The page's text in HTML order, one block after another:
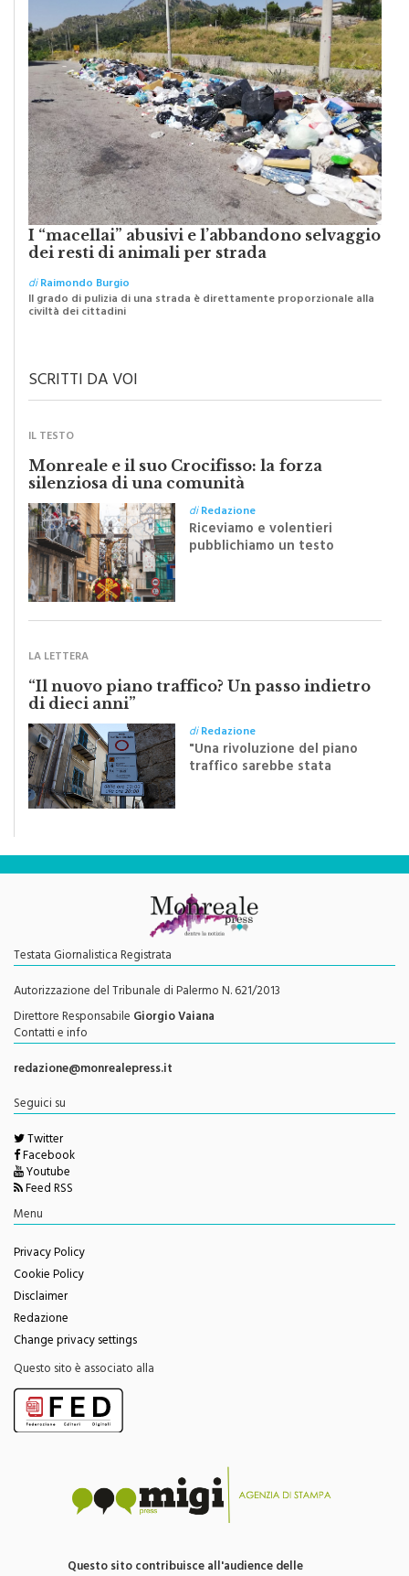
I “macellai” abusivi e l’abbandono selvaggio
dei resti di animali per strada
diRaimondo Burgio
Il grado di pulizia di una strada è direttamente proporzionale alla
civiltà dei cittadini
Monreale e il suo Crocifisso: la forza
silenziosa di una comunità
diRedazione
Riceviamo e volentieri
pubblichiamo un testo
inviato dalla scrittrice
monrealese Mariella
“Il nuovo piano traffico? Un passo indietro
di dieci anni”
"Una rivoluzione del piano
traffico sarebbe stata
efficace se preceduta da
una rivoluzione culturale"
Testata Giornalistica Registrata
Autorizzazione del Tribunale di Palermo N. 621/2013
Direttore ResponsabileGiorgio Vaiana
Contatti e info
redazione@monrealepress.it
Twitter
Facebook
Youtube
Feed RSS
Menu
Privacy Policy
Cookie Policy
Disclaimer
Redazione
Change privacy settings
Questo sito è associato alla
testate giornalistiche edite da Migi Press snc